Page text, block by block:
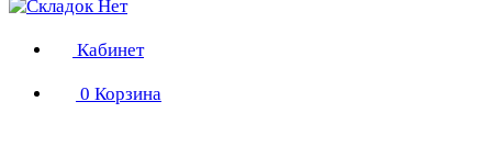
Кабинет
0 Корзина